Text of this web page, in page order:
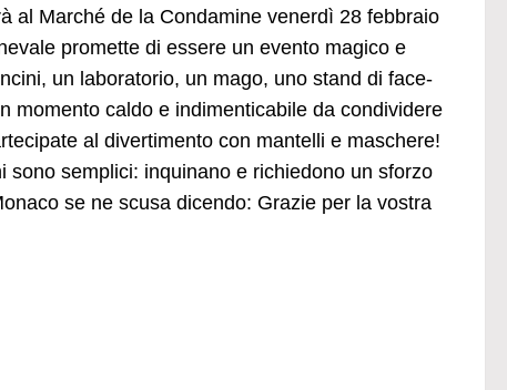
al Marché de la Condamine venerdì 28 febbraio
promette di essere un evento magico e
un laboratorio, un mago, uno stand di face-
momento caldo e indimenticabile da condividere
al divertimento con mantelli e maschere!
semplici: inquinano e richiedono un sforzo
se ne scusa dicendo: Grazie per la vostra